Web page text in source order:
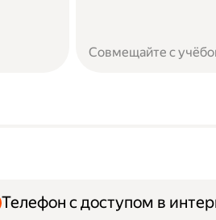
Совмещайте с
Телефон с доступом в